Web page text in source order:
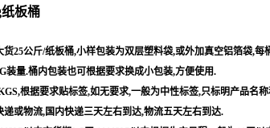
板桶
货25公斤/纸板桶,小样包装为双层塑料袋,或外加真空铝箔袋,
装量.桶内包装也可根据要求换成小包装,方便使用.
根据要求贴标签,如无要求,一般为中性标签,只标明产品名
递或物流,国内快递三天左右到达,物流五天左右到达.